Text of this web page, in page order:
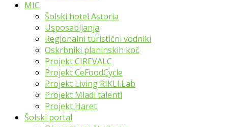
MIC
Šolski hotel Astoria
Usposabljanja
Regionalni turistični vodniki
Oskrbniki planinskih koč
Projekt CIREVALC
Projekt CeFoodCycle
Projekt Living RIKLI.Lab
Projekt Mladi talenti
Projekt Haret
Šolski portal